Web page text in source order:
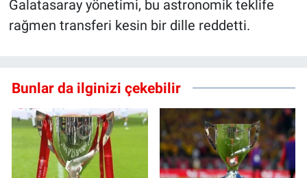
Galatasaray yönetimi, bu astronomik teklife
rağmen transferi kesin bir dille reddetti.
Bunlar da ilginizi çekebilir